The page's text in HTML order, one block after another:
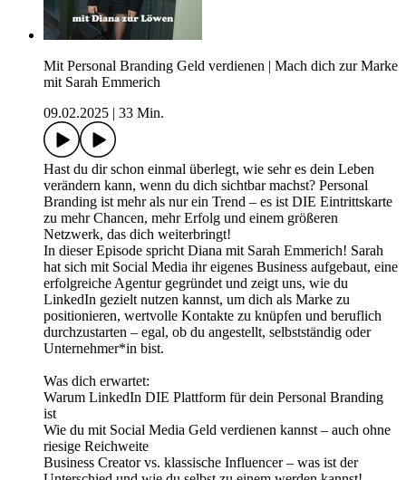
Mit Personal Branding Geld verdienen | Mach dich zur Marke
mit Sarah Emmerich
09.02.2025
33 Min.
Hast du dir schon einmal überlegt, wie sehr es dein Leben
verändern kann, wenn du dich sichtbar machst? Personal
Branding ist mehr als nur ein Trend – es ist DIE Eintrittskarte
zu mehr Chancen, mehr Erfolg und einem größeren
Netzwerk, das dich weiterbringt!
In dieser Episode spricht Diana mit Sarah Emmerich! Sarah
hat sich mit Social Media ihr eigenes Business aufgebaut, eine
erfolgreiche Agentur gegründet und zeigt uns, wie du
LinkedIn gezielt nutzen kannst, um dich als Marke zu
positionieren, wertvolle Kontakte zu knüpfen und beruflich
durchzustarten – egal, ob du angestellt, selbstständig oder
Unternehmer*in bist.
Was dich erwartet:
Warum LinkedIn DIE Plattform für dein Personal Branding
ist
Wie du mit Social Media Geld verdienen kannst – auch ohne
riesige Reichweite
Business Creator vs. klassische Influencer – was ist der